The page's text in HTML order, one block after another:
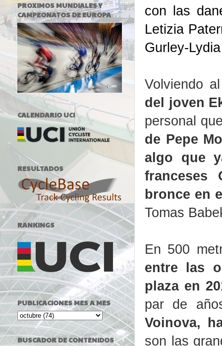
con las
Letizia
Gurley-
Volviendo
del joven
personal
de Pepe
algo que
franceses
bronce en
Tomas
En 500
entre las
plaza en
par de
Voinova,
son las
PROXIMOS MUNDIALES Y
CAMPEONATOS DE EUROPA
CALENDARIO UCI
RESULTADOS
RANKINGS
PUBLICACIONES MES A MES
BUSCADOR DE CONTENIDOS